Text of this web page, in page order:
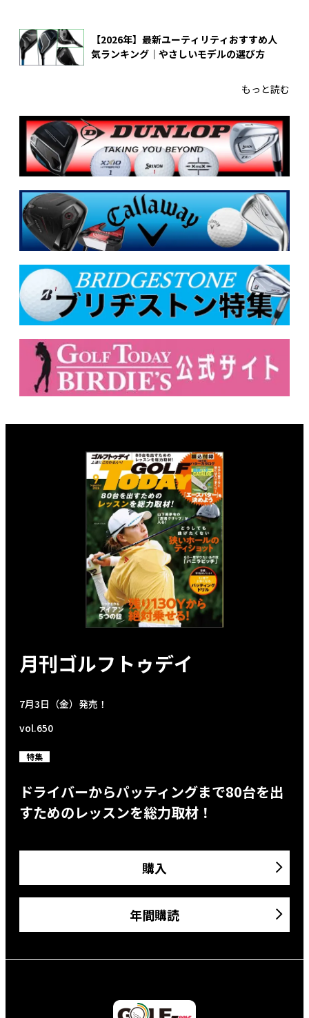
【2026年】最新ユーティリティおすすめ人
気ランキング｜やさしいモデルの選び方
もっと読む
月刊ゴルフトゥデイ
7月3日（金）発売！
vol.650
特集
ドライバーからパッティングまで80台を出
すためのレッスンを総力取材！
購入
年間購読